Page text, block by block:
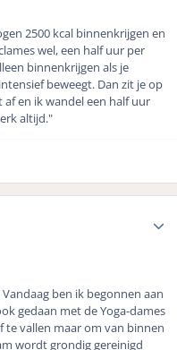
2500 kcal binnenkrijgen en
wel, een half uur per
binnenkrijgen als je
beweegt. Dan zit je op
af en ik wandel een half uur
altijd."
ben ik begonnen aan
gedaan met de Yoga-dames
te vallen maar om van binnen
wordt grondig gereinigd